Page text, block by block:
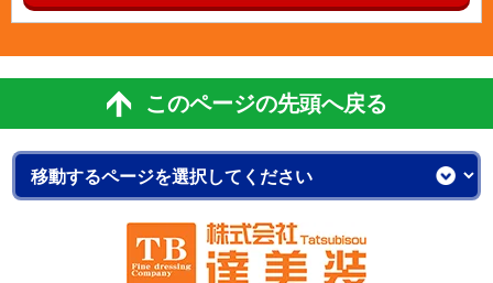
このページの先頭へ戻る